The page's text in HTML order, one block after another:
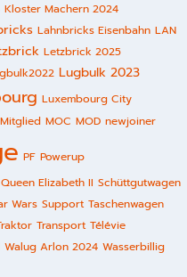
Kloster Machern 2024
Lahnbricks Eisenbahn LAN
Letzbrick 2025
Lugbulk 2023
Luxembourg City
Mitglied MOC MOD newjoiner
PF Powerup
Queen Elizabeth II Schüttgutwagen
Wars Support Taschenwagen
Transport Télévie
Walug Arlon 2024 Wasserbillig